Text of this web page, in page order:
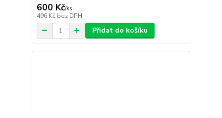
600 Kč/ks
496 Kč bez DPH
Přidat do košíku